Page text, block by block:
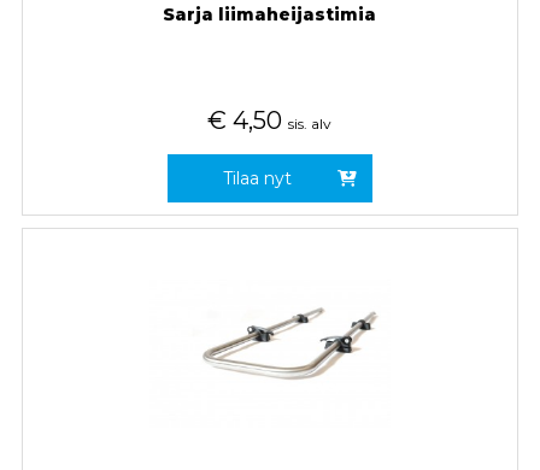
Sarja liimaheijastimia
€ 4,50 sis. alv
Tilaa nyt